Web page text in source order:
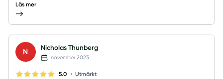
Läs mer
N Nicholas Thunberg
november 2023
5.0 • Utmärkt